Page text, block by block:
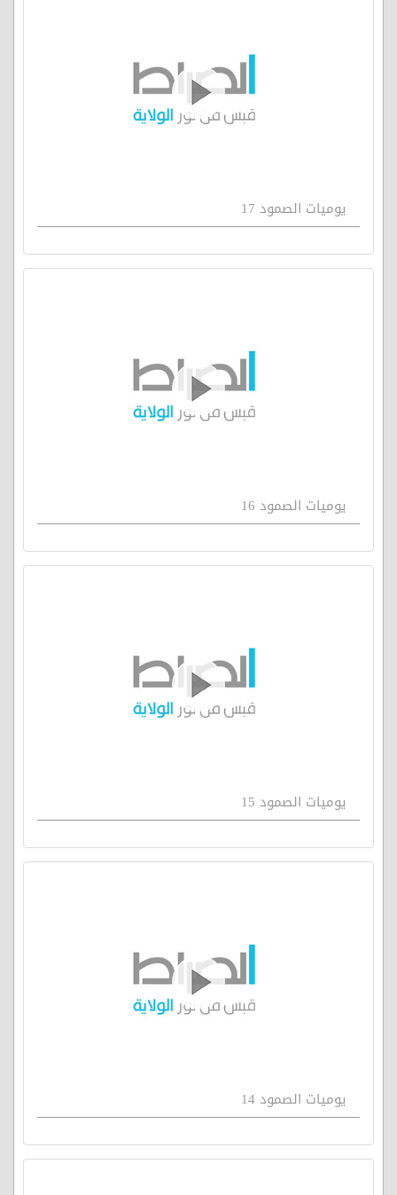
يوميات الصمود 17
يوميات الصمود 16
يوميات الصمود 15
يوميات الصمود 14